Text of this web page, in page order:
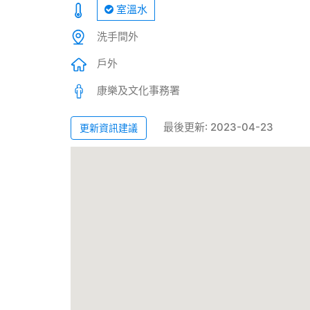
室溫水
洗手間外
戶外
康樂及文化事務署
更新資訊建議 最後更新: 2023-04-23